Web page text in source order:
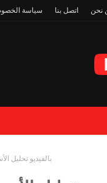
نحن اتصل بنا سياسة
بالفيديو تحليل